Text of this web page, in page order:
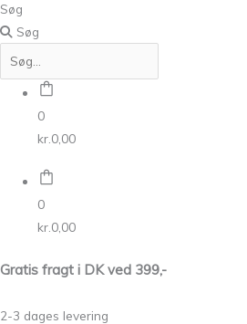
Søg
Søg
0
kr. 0,00
0
kr. 0,00
Gratis fragt i DK ved 399,-
2-3 dages levering